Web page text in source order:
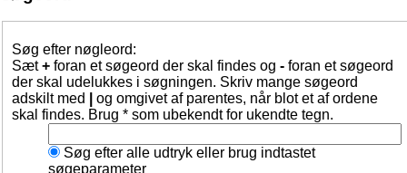
Søg efter nøgleord:
Sæt+ foran et søgeord der skal findes og - foran et søgeord
der skal udelukkes i søgningen. Skriv mange søgeord
adskilt med
og omgivet af parentes, når blot et af ordene
skal findes. Brug * som ubekendt for ukendte tegn.
Søg efter alle udtryk eller brug indtastet
søgeparameter